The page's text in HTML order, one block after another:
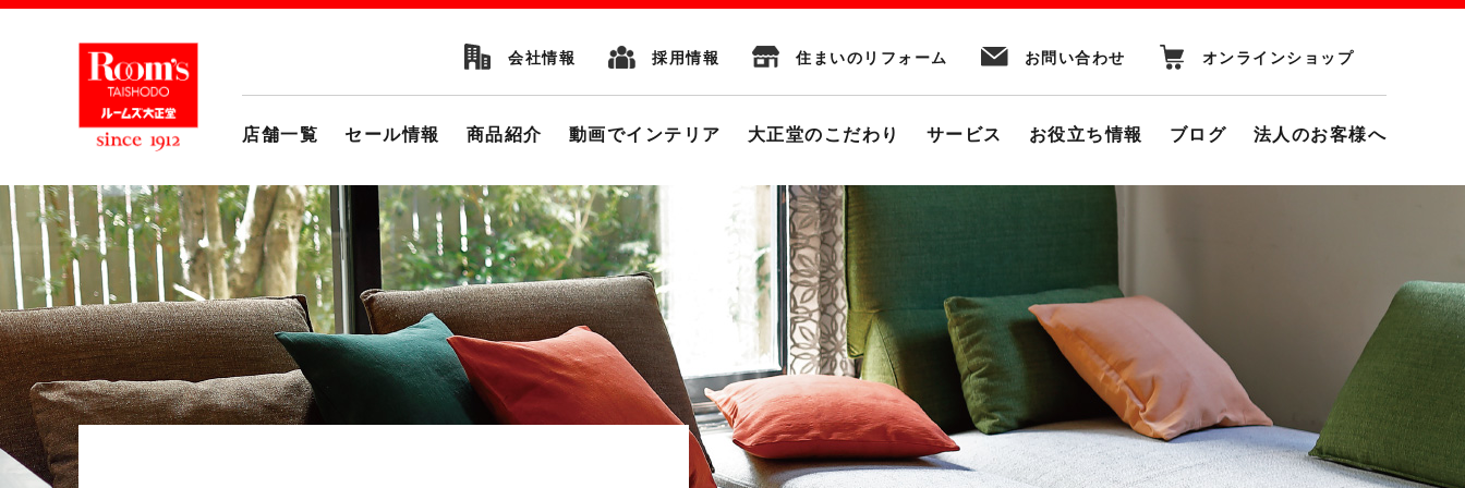
会社情報 採用情報 住まいのリフォーム お問い合わせ オンラインショップ
店舗一覧 セール情報 商品紹介 動画でインテリア 大正堂のこだわり サービス お役立ち情報 ブログ 法人のお客様へ